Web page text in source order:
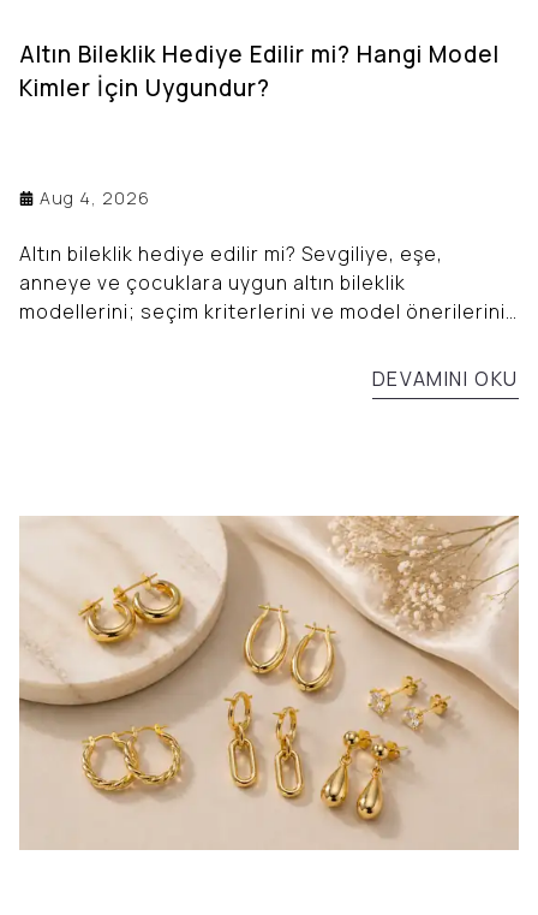
Altın Bileklik Hediye Edilir mi? Hangi Model
Kimler İçin Uygundur?
Aug 4, 2026
Altın bileklik hediye edilir mi? Sevgiliye, eşe,
anneye ve çocuklara uygun altın bileklik
modellerini; seçim kriterlerini ve model önerilerini
DEVAMINI OKU